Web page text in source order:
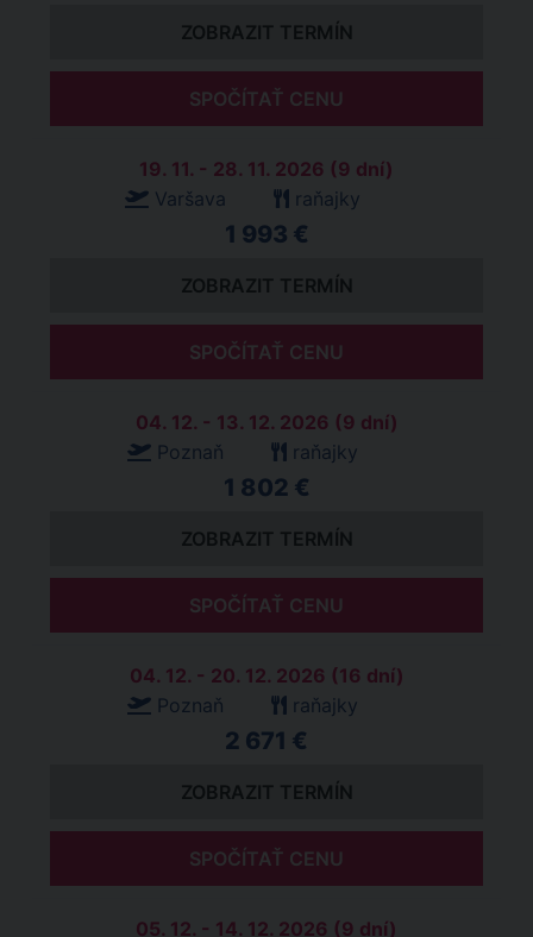
ZOBRAZIT TERMÍN
SPOČÍTAŤ CENU
19. 11. - 28. 11. 2026 (9 dní)
Varšava
raňajky
1 993 €
ZOBRAZIT TERMÍN
SPOČÍTAŤ CENU
04. 12. - 13. 12. 2026 (9 dní)
Poznaň
raňajky
1 802 €
ZOBRAZIT TERMÍN
SPOČÍTAŤ CENU
04. 12. - 20. 12. 2026 (16 dní)
Poznaň
raňajky
2 671 €
ZOBRAZIT TERMÍN
SPOČÍTAŤ CENU
05. 12. - 14. 12. 2026 (9 dní)